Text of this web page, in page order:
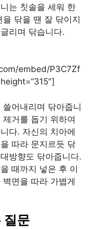
는 칫솔을 세워 한
닦을 땐 잘 닦이지
리며 닦습니다.
embed/P3C7Zf
어내리며 닦아줍니
거를 돕기 위하여
다. 자신의 치아에
따라 문지르듯 닦
방향도 닦아줍니다.
때까지 넣은 후 이
면을 따라 가볍게
질문